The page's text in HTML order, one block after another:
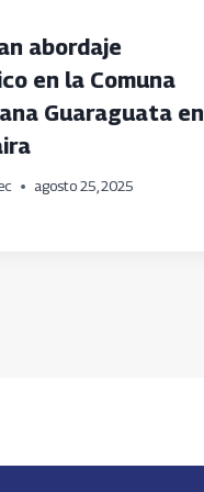
abordaje
en la Comuna
Guaraguata en
agosto 25, 2025